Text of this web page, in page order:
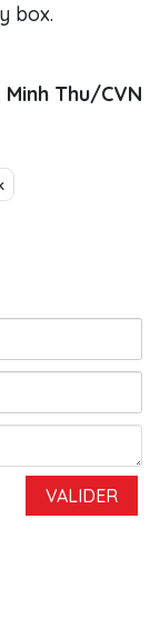
box.
Thu/CVN